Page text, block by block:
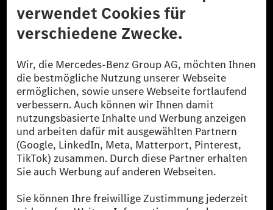
© 2026 Mercedes-Benz Group AG. Alle Rechte vorbehalten.
reduzierte CO₂-Emissionen bei der Mercedes-Benz Group durch
zertifizierte Ausgleichsprojekte kompensiert werden.
[2] Renewable Charging ist ein integraler Bestandteil von MB.CHARGE
Public in Europa, den USA, Kanada und China. Sofern an der jeweiligen
Ladestation noch kein Strom aus erneuerbaren Energien vorliegt,
verwendet Renewable Charging Grünstromzertifikate*. Diese stellen
sicher, dass für Ladevorgänge über MB.CHARGE Public eine äquivalente
Strommenge aus erneuerbaren Energien ins Stromnetz eingespeist wird.
Sie stammen ausschließlich aus Wind- und Solarkraftanlagen, die jünger
als sechs Jahre sind.
* Inkl. EKOenergy Ökolabel
* Die angegebenen Werte wurden nach dem vorgeschriebenen
Messverfahren WLTP (Worldwide harmonised Light vehicles Test